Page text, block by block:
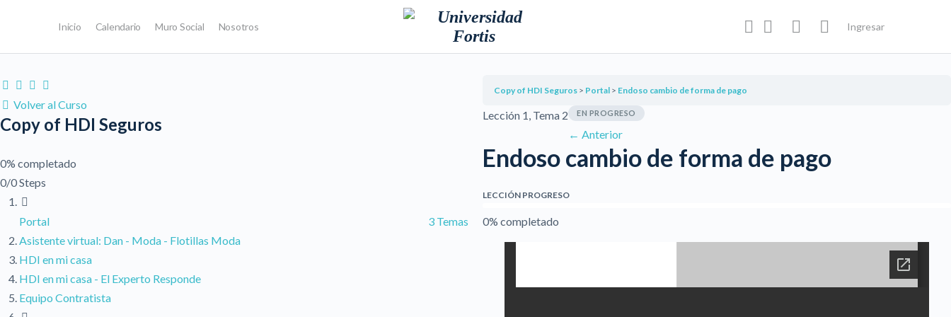
Inicio Calendario Muro Social Nosotros Ingresar
Volver al Curso
Copy of HDI Seguros
0% completado
0/0 Steps
Portal
3 Temas
Asistente virtual: Dan - Moda - Flotillas Moda
HDI en mi casa
HDI en mi casa - El Experto Responde
Equipo Contratista
Copy of HDI Seguros Portal Endoso cambio de forma de pago
Lección 1, Tema 2 EN PROGRESO
← Anterior
Endoso cambio de forma de pago
LECCIÓN PROGRESO
0% completado